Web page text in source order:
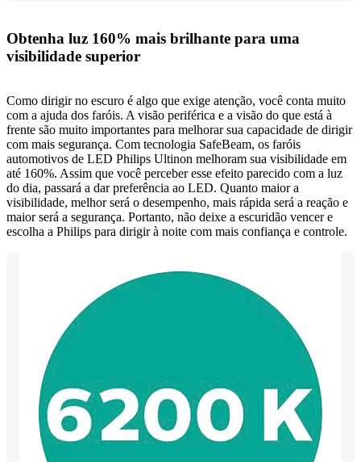
Obtenha luz 160% mais brilhante para uma
visibilidade superior
Como dirigir no escuro é algo que exige atenção, você conta muito
com a ajuda dos faróis. A visão periférica e a visão do que está à
frente são muito importantes para melhorar sua capacidade de dirigir
com mais segurança. Com tecnologia SafeBeam, os faróis
automotivos de LED Philips Ultinon melhoram sua visibilidade em
até 160%. Assim que você perceber esse efeito parecido com a luz
do dia, passará a dar preferência ao LED. Quanto maior a
visibilidade, melhor será o desempenho, mais rápida será a reação e
maior será a segurança. Portanto, não deixe a escuridão vencer e
escolha a Philips para dirigir à noite com mais confiança e controle.